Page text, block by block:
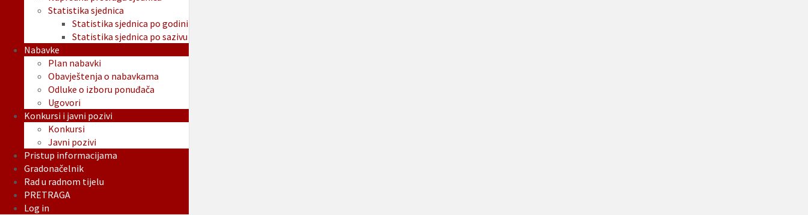
Statistika sjednica
Statistika sjednica po godini
Statistika sjednica po sazivu
Nabavke
Plan nabavki
Obavještenja o nabavkama
Odluke o izboru ponuđača
Ugovori
Konkursi i javni pozivi
Konkursi
Javni pozivi
Pristup informacijama
Gradonačelnik
Rad u radnom tijelu
PRETRAGA
Log in